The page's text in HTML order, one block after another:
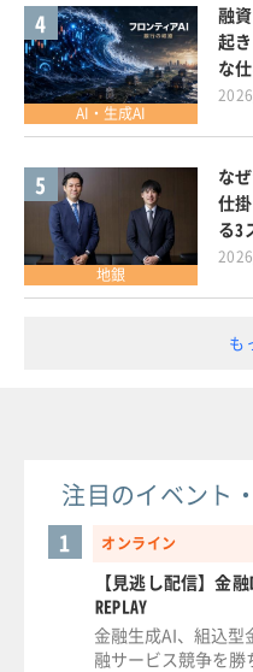
4
AI・生成AI
融
起
な
5
地銀
な
仕
る3
も
注目のイベント
オンライン
1
【見逃し配信】金
REPLAY
金融生成AI、組込型
融サービス競争を勝